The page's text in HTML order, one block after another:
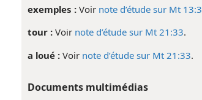
exemples : Voir note d’étude sur Mt 13:3
tour : Voir note d’étude sur Mt 21:33.
a loué : Voir note d’étude sur Mt 21:33.
Documents multimédias